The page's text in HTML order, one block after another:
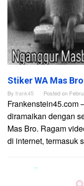
Stiker WA Mas
By frank45 Posted on
Frankenstein45.com
diramaikan dengan
Mas Bro. Ragam
di internet, termasuk